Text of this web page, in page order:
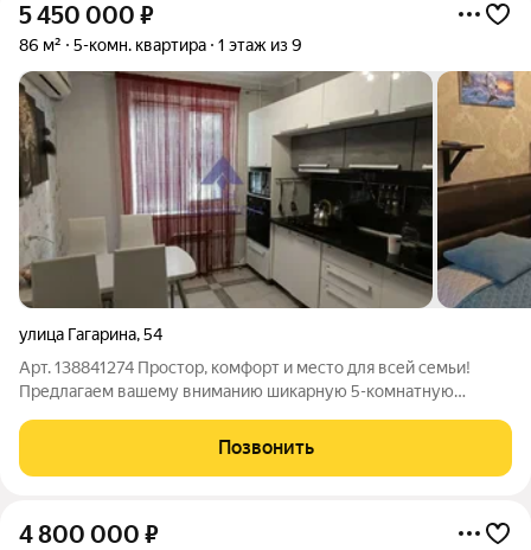
5 450 000 ₽
86 м² 5-комн. квартира 1 этаж из 9
улица Гагарина,54
Арт. 138841274 Простор, комфорт и место для всей семьи!
Предлагаем вашему вниманию шикарную 5-комнатную
личным пространством. Преимущества квартиры:
качественные металлопластиковые окна во
Позвонить
4 800 000 ₽